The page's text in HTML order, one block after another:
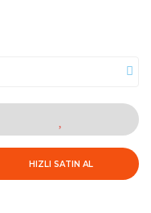
HIZLI SATIN AL